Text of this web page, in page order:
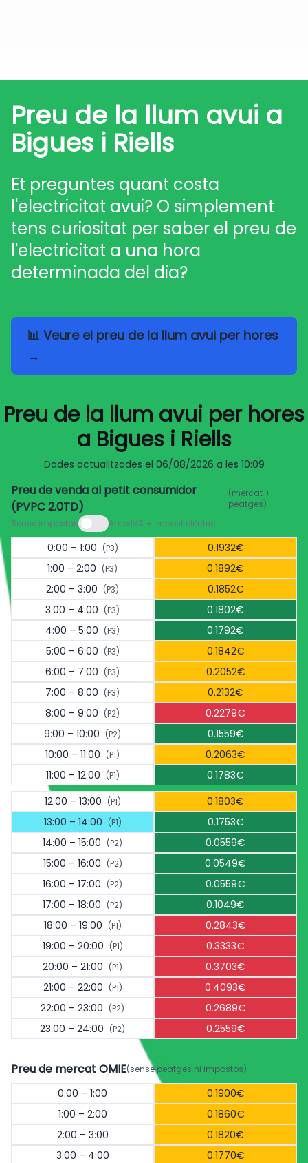
Preu de la llum avui a
Bigues i Riells
Et preguntes quant costa
l'electricitat avui? O simplement
tens curiositat per saber el preu de
l'electricitat a una hora
determinada del dia?
📊 Veure el preu de la llum avui per hores
→
Preu de la llum avui per hores
a Bigues i Riells
Dades actualitzades el 06/08/2026 a les 10:09
Preu de venda al petit consumidor
(PVPC 2.0TD)
(mercat +
peatges)
Sense impostos
Amb IVA + impost elèctric
0:00 – 1:00 (P3)
0.1932€
1:00 – 2:00 (P3)
0.1892€
2:00 – 3:00 (P3)
0.1852€
3:00 – 4:00 (P3)
0.1802€
4:00 – 5:00 (P3)
0.1792€
5:00 – 6:00 (P3)
0.1842€
6:00 – 7:00 (P3)
0.2052€
7:00 – 8:00 (P3)
0.2132€
8:00 – 9:00 (P2)
0.2279€
9:00 – 10:00 (P2)
0.1559€
10:00 – 11:00 (P1)
0.2063€
11:00 – 12:00 (P1)
0.1783€
12:00 – 13:00 (P1)
0.1803€
13:00 – 14:00 (P1)
0.1753€
14:00 – 15:00 (P2)
0.0559€
15:00 – 16:00 (P2)
0.0549€
16:00 – 17:00 (P2)
0.0559€
17:00 – 18:00 (P2)
0.1049€
18:00 – 19:00 (P1)
0.2843€
19:00 – 20:00 (P1)
0.3333€
20:00 – 21:00 (P1)
0.3703€
21:00 – 22:00 (P1)
0.4093€
22:00 – 23:00 (P2)
0.2689€
23:00 – 24:00 (P2) 0.2559€
Preu de mercat OMIE(sense peatges ni impostos)
0:00 – 1:00
0.1900€
1:00 – 2:00
0.1860€
2:00 – 3:00
0.1820€
3:00 – 4:00
0.1770€